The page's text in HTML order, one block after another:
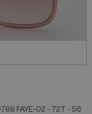
FAYE-02 - 72T - 56